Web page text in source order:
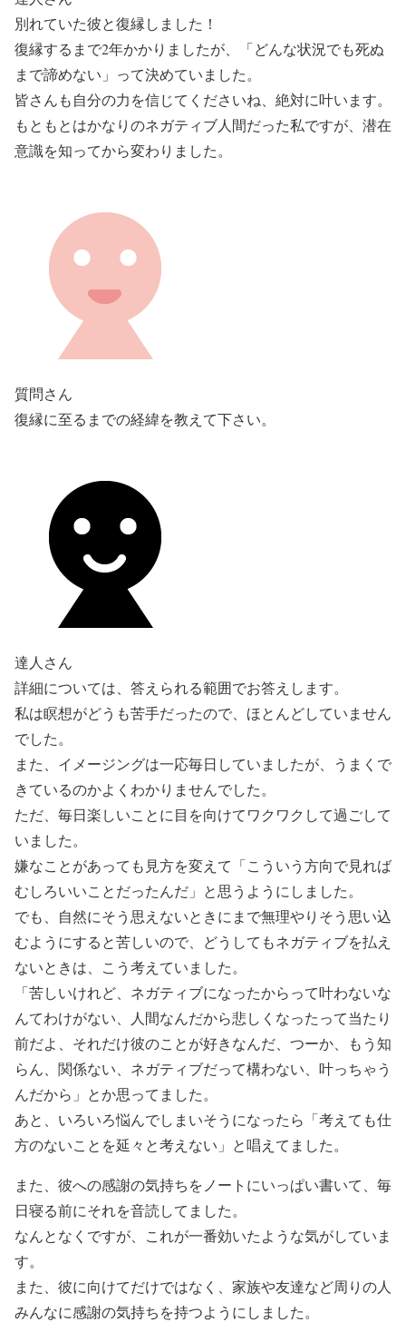
別れていた彼と復縁しました！
復縁するまで2年かかりましたが、「どんな状況でも死ぬ
まで諦めない」って決めていました。
皆さんも自分の力を信じてくださいね、絶対に叶います。
もともとはかなりのネガティブ人間だった私ですが、潜在
意識を知ってから変わりました。
質問さん
復縁に至るまでの経緯を教えて下さい。
達人さん
詳細については、答えられる範囲でお答えします。
私は瞑想がどうも苦手だったので、ほとんどしていません
でした。
また、イメージングは一応毎日していましたが、うまくで
きているのかよくわかりませんでした。
ただ、毎日楽しいことに目を向けてワクワクして過ごして
いました。
嫌なことがあっても見方を変えて「こういう方向で見れば
むしろいいことだったんだ」と思うようにしました。
でも、自然にそう思えないときにまで無理やりそう思い込
むようにすると苦しいので、どうしてもネガティブを払え
ないときは、こう考えていました。
「苦しいけれど、ネガティブになったからって叶わないな
んてわけがない、人間なんだから悲しくなったって当たり
前だよ、それだけ彼のことが好きなんだ、つーか、もう知
らん、関係ない、ネガティブだって構わない、叶っちゃう
んだから」とか思ってました。
あと、いろいろ悩んでしまいそうになったら「考えても仕
方のないことを延々と考えない」と唱えてました。
また、彼への感謝の気持ちをノートにいっぱい書いて、毎
日寝る前にそれを音読してました。
なんとなくですが、これが一番効いたような気がしていま
す。
また、彼に向けてだけではなく、家族や友達など周りの人
みんなに感謝の気持ちを持つようにしました。